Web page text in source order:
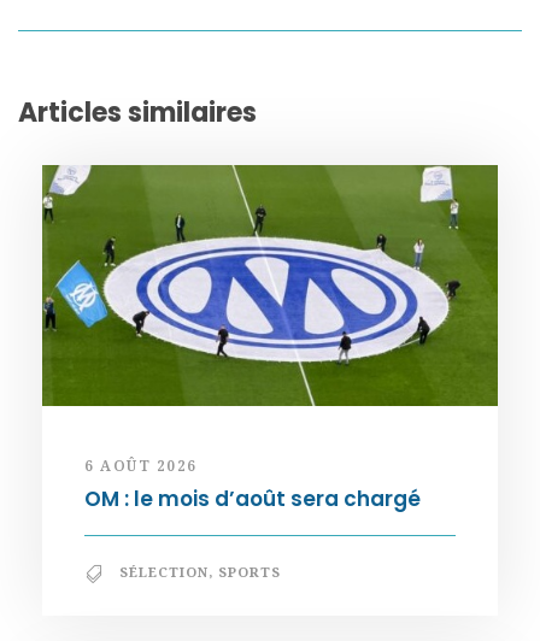
Articles similaires
6 AOÛT 2026
OM : le mois d’août sera chargé
SÉLECTION, SPORTS